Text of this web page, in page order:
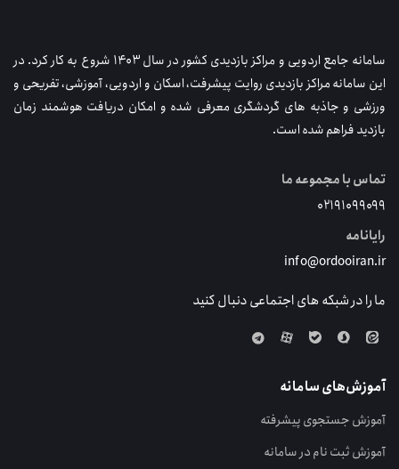
سامانه جامع اردویی و مراکز بازدیدی کشور در سال ۱۴۰۳ شروع به کار کرد. در
این سامانه مراکز بازدیدی روایت پیشرفت، اسکان و اردویی، آموزشی، تفریحی و
ورزشی و جاذبه های گردشگری معرفی شده و امکان دریافت هوشمند زمان
بازدید فراهم شده است.
تماس با مجموعه ما
۰۲۱۹۱۰۹۹۰۹۹
رایانامه
info@ordooiran.ir
ما را در شبکه های اجتماعی دنبال کنید
آموزش‌های سامانه
آموزش جستجوی پیشرفته
آموزش ثبت نام در سامانه